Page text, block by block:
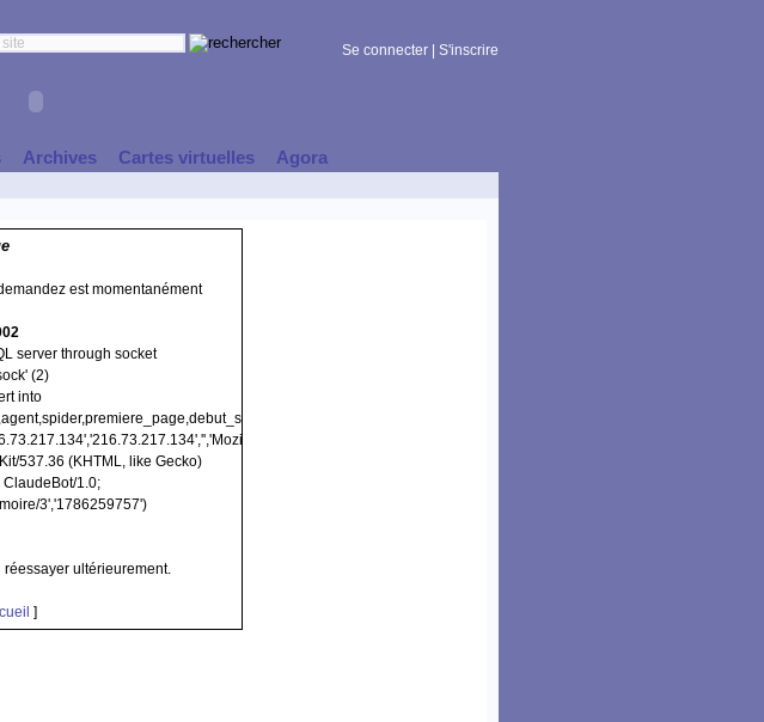
Se connecter S'inscrire
Archives Cartes virtuelles Agora
est momentanément
server through socket
(2)
into
5.0
537.36 (KHTML, like Gecko)
1.0;
3','1786259757')
ultérieurement.
]